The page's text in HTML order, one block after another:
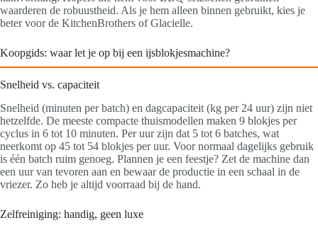
waarderen de robuustheid. Als je hem alleen binnen gebruikt, kies je
beter voor de KitchenBrothers of Glacielle.
Koopgids: waar let je op bij een ijsblokjesmachine?
Snelheid vs. capaciteit
Snelheid (minuten per batch) en dagcapaciteit (kg per 24 uur) zijn niet
hetzelfde. De meeste compacte thuismodellen maken 9 blokjes per
cyclus in 6 tot 10 minuten. Per uur zijn dat 5 tot 6 batches, wat
neerkomt op 45 tot 54 blokjes per uur. Voor normaal dagelijks gebruik
is één batch ruim genoeg. Plannen je een feestje? Zet de machine dan
een uur van tevoren aan en bewaar de productie in een schaal in de
vriezer. Zo heb je altijd voorraad bij de hand.
Zelfreiniging: handig, geen luxe